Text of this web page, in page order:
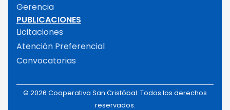
Gerencia
PUBLICACIONES
Licitaciones
Atención Preferencial
Convocatorias
© 2026 Cooperativa San Cristóbal. Todos los derechos
reservados.